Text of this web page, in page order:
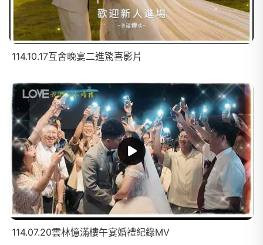
114.10.17互舍晚宴二進驚喜影片
114.07.20雲林憶滿樓午宴婚禮紀錄MV